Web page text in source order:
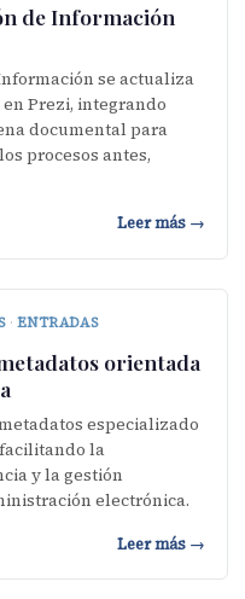
de Información
se actualiza
Prezi, integrando
documental para
procesos antes,
Leer más →
· ENTRADAS
orientada
especializado
la
y la gestión
electrónica.
Leer más →